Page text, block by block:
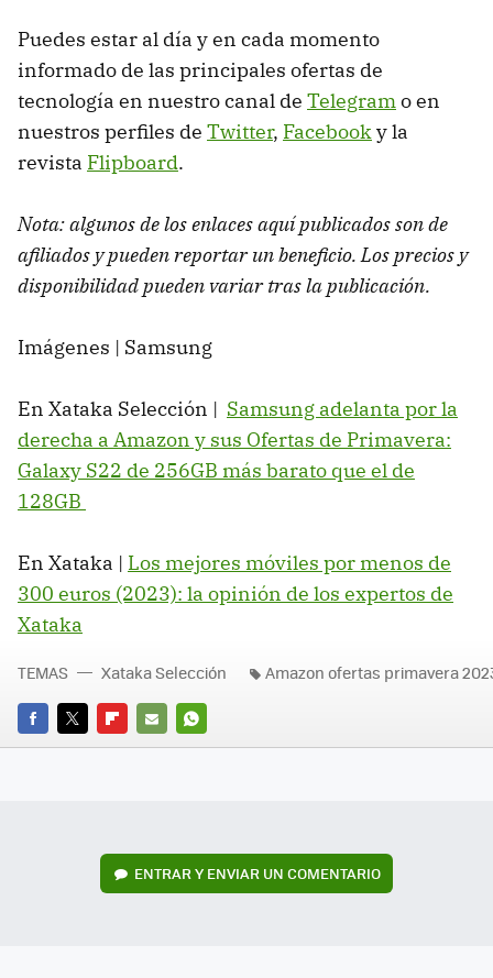
Puedes estar al día y en cada momento
informado de las principales ofertas de
tecnología en nuestro canal de Telegramo en
nuestros perfiles de Twitter, Facebooky la
revista Flipboard.
Nota: algunos de los enlaces aquí publicados son de
afiliados y pueden reportar un beneficio. Los precios y
disponibilidad pueden variar tras la publicación.
Imágenes | Samsung
En Xataka Selección | Samsung adelanta por la
derecha a Amazon y sus Ofertas de Primavera:
Galaxy S22 de 256GB más barato que el de
128GB
En Xataka | Los mejores móviles por menos de
300 euros (2023): la opinión de los expertos de
Xataka
FACEBOOK
TWITTERFLIPBOARD
E-
WHATSAPP
TEMAS Xataka Selección Amazon ofertas primavera
ENTRAR Y ENVIAR UN COMENTARIO